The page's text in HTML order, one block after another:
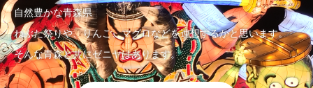
自然豊かな青森県
ねぶた祭りや、りんご、マグロなどを連想するかと思います。
そんな青森と共にゼニヤはあります。